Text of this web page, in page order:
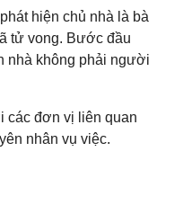
hiện chủ nhà là bà
tử vong. Bước đầu
nhà không phải người
các đơn vị liên quan
nhân vụ việc.